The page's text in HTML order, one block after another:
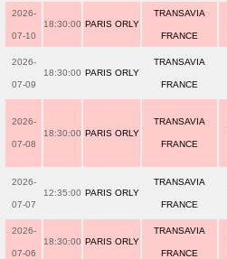
2026-
07-10
18:30:00 PARIS ORLY
TRANSAVIA
FRANCE
2026-
07-09
18:30:00 PARIS ORLY
TRANSAVIA
FRANCE
2026-
07-08
18:30:00 PARIS ORLY
TRANSAVIA
FRANCE
2026-
07-07
12:35:00 PARIS ORLY
TRANSAVIA
FRANCE
2026-
07-06
18:30:00 PARIS ORLY
TRANSAVIA
FRANCE